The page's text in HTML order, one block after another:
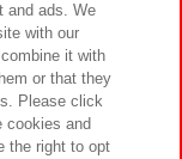
トポリシー
and ads. We
with our
it with
or that they
Please click
cookies and
the right to opt